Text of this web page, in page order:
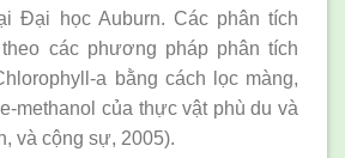
Đại học Auburn. Các phân tích
các phương pháp phân tích
a bằng cách lọc màng,
methanol của thực vật phù du và
và cộng sự, 2005).